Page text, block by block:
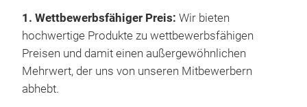
1. Wettbewerbsfähiger Preis: Wir bieten
hochwertige Produkte zu wettbewerbsfähigen
Preisen und damit einen außergewöhnlichen
Mehrwert, der uns von unseren Mitbewerbern
abhebt.